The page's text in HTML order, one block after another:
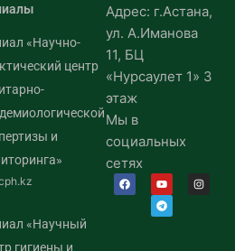
«Научно-
центр
и
«Научный
гигиены и
Адрес: г.Астана,
ул. А.Иманова
11, БЦ
«Нурсаулет 1» 3
этаж
Мы в
социальных
сетях